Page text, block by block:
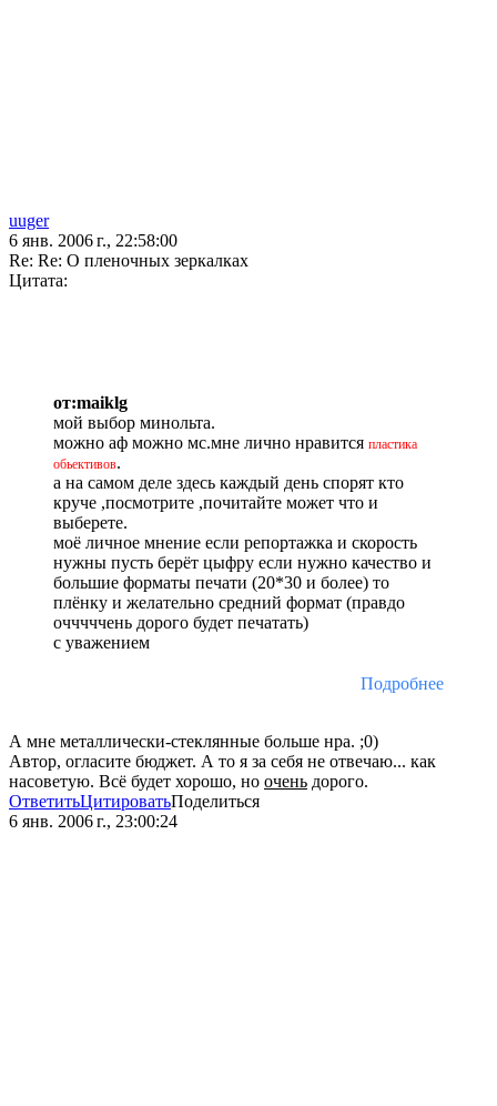
uuger
6 янв. 2006 г., 22:58:00
Re: Re: О пленочных зеркалках
Цитата:
от:maiklg
мой выбор минольта.
можно аф можно мс.мне лично нравится пластика
обьективов.
а на самом деле здесь каждый день спорят кто
круче ,посмотрите ,почитайте может что и
выберете.
моё личное мнение если репортажка и скорость
нужны пусть берёт цыфру если нужно качество и
большие форматы печати (20*30 и более) то
плёнку и желательно средний формат (правдо
очччччень дорого будет печатать)
с уважением
Подробнее
А мне металлически-стеклянные больше нра. ;0)
Автор, огласите бюджет. А то я за себя не отвечаю... как
насоветую. Всё будет хорошо, но очень дорого.
ОтветитьЦитироватьПоделиться
6 янв. 2006 г., 23:00:24